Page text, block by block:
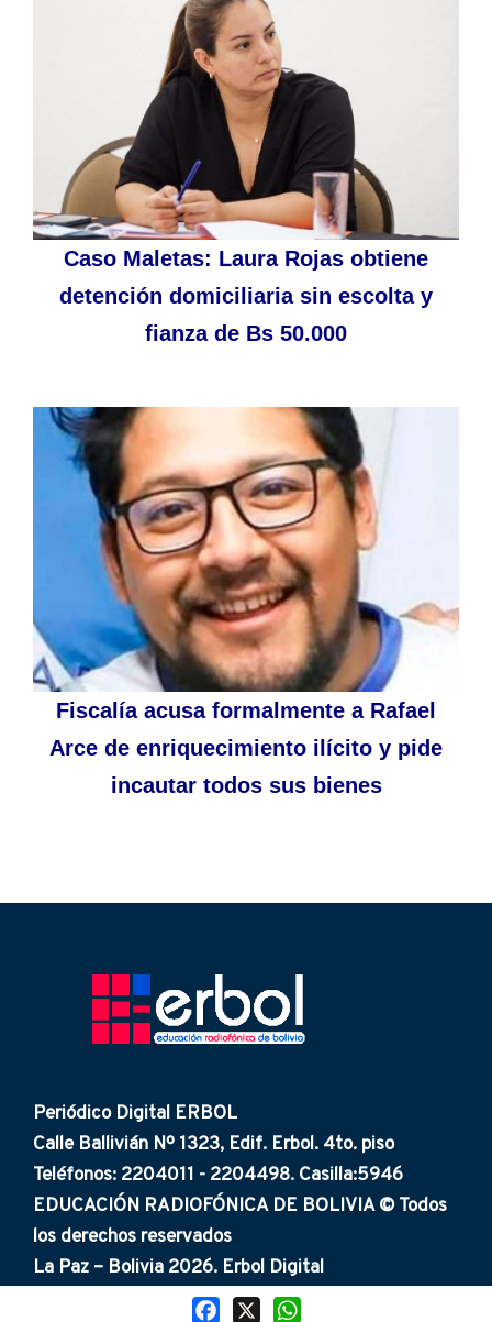
Facebook
Caso Maletas: Laura Rojas obtiene
detención domiciliaria sin escolta y
fianza de Bs 50.000
Fiscalía acusa formalmente a Rafael
Arce de enriquecimiento ilícito y pide
incautar todos sus bienes
Periódico Digital ERBOL
Calle Ballivián Nº 1323, Edif. Erbol. 4to. piso
Teléfonos: 2204011 - 2204498. Casilla:5946
EDUCACIÓN RADIOFÓNICA DE BOLIVIA © Todos
los derechos reservados
La Paz – Bolivia 2026. Erbol Digital